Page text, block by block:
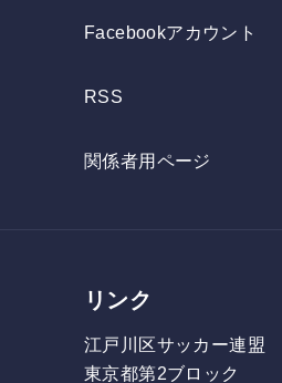
Facebookアカウント
RSS
関係者用ページ
リンク
江戸川区サッカー連盟
東京都第2ブロック